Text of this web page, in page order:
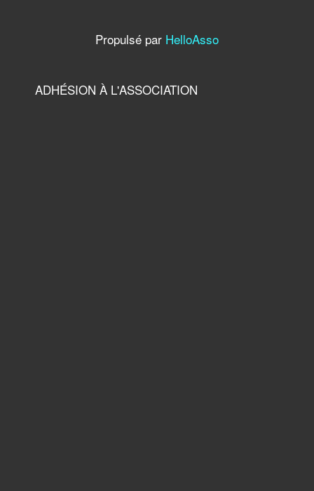
Propulsé par HelloAsso
ADHÉSION À L'ASSOCIATION